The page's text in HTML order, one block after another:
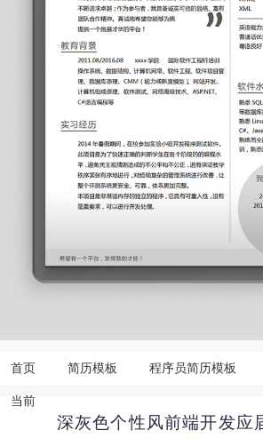
首页 简历模板 程序员简历模板
当前
深灰色个性风前端开发应